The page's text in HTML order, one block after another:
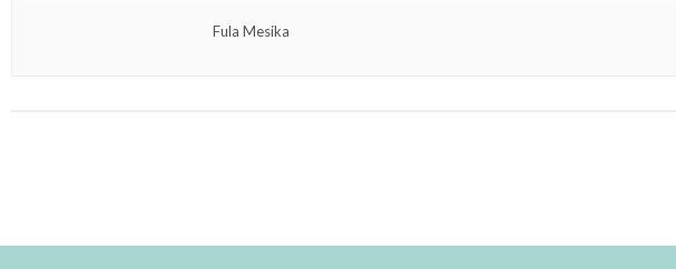
Fula Mesika